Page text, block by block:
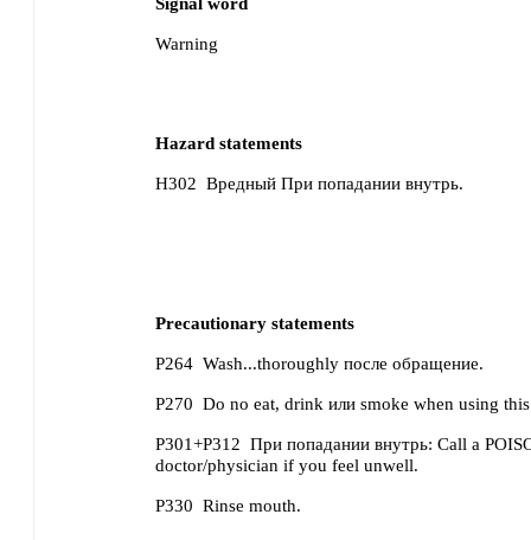
Warning
Hazard statements
H302 Вредный При попадании внутрь.
Precautionary statements
P264 Wash...thoroughly после обращение.
P270 Do no eat, drink или smoke when using
P301+P312 При попадании внутрь: Call a
doctor/physician if you feel unwell.
P330 Rinse mouth.